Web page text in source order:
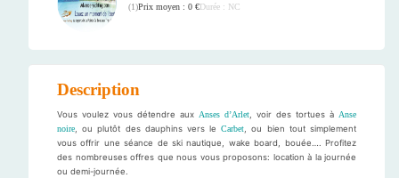
(1)Prix moyen : 0 €Durée : NC
Description
Vous voulez vous détendre aux Anses d’Arlet , voir des tortues à Anse
noire , ou plutôt des dauphins vers leCarbet , ou bien tout simplement
vous offrir une séance de ski nautique, wake board, bouée…. Profitez
des nombreuses offres que nous vous proposons: location à la journée
ou demi-journée.